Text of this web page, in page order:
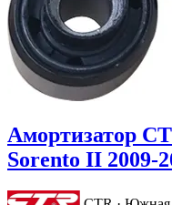
Амортизатор
Sorento II 2009-